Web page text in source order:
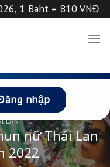
1 Baht = 810 VNĐ
nhập
LAN
nữ Thái Lan
2022